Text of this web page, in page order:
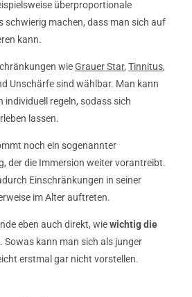
überproportionale
schwierig machen, dass man sich auf
kann.
wieGrauer Star, Tinnitus,
Unschärfe sind wählbar. Man kann
individuell regeln, sodass sich
lassen.
noch ein sogenannter
der die Immersion weiter vorantreibt.
Einschränkungen in seiner
im Alter auftreten.
eben auch direkt, wiewichtig die
Sowas kann man sich als junger
erstmal gar nicht vorstellen.